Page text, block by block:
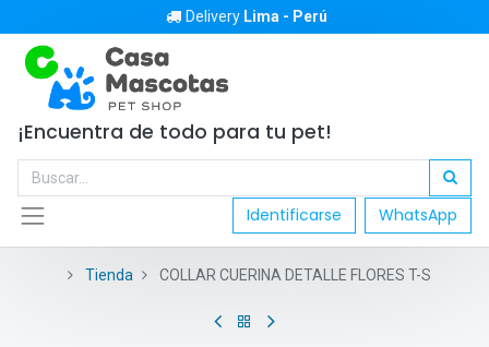
Delivery Lima - Perú
¡Encuentra de todo para tu pet!
Identificarse WhatsApp
Tienda COLLAR CUERINA DETALLE FLORES T-S